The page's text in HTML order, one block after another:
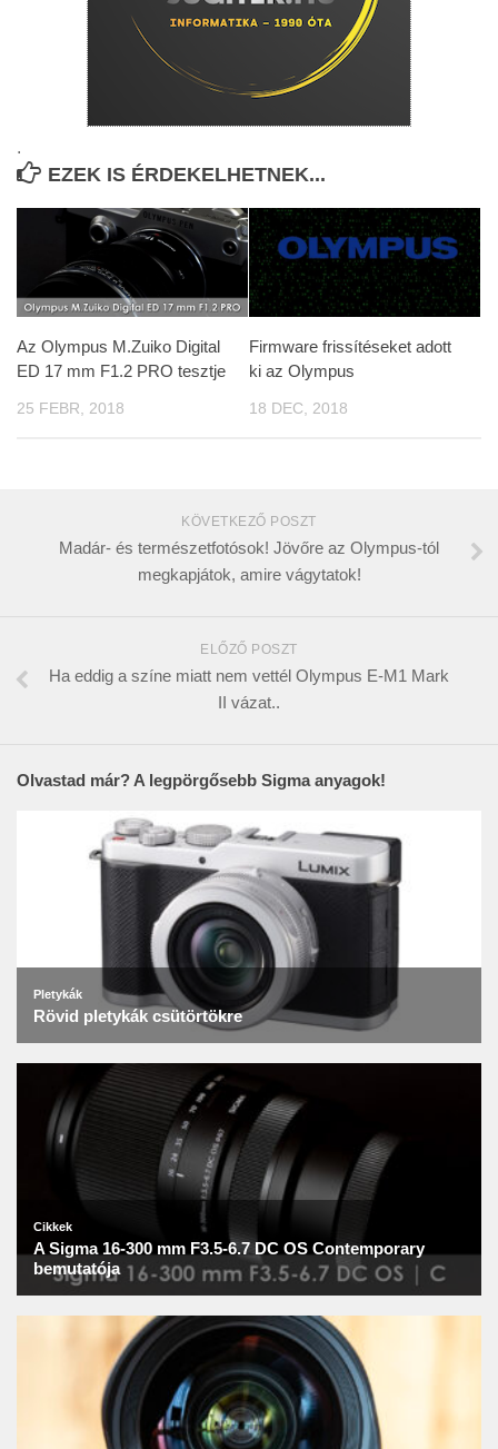
.
EZEK IS ÉRDEKELHETNEK...
Az Olympus M.Zuiko Digital
ED 17 mm F1.2 PRO tesztje
25 FEBR, 2018
Firmware frissítéseket adott
ki az Olympus
18 DEC, 2018
KÖVETKEZŐ POSZT
Madár- és természetfotósok! Jövőre az Olympus-tól
megkapjátok, amire vágytatok!
ELŐZŐ POSZT
Ha eddig a színe miatt nem vettél Olympus E-M1 Mark
II vázat..
Olvastad már? A legpörgősebb Sigma anyagok!